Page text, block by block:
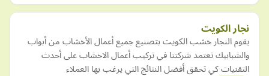
نجار الكويت
يقوم النجار خشب الكويت بتصنيع جميع أعمال الأخشاب من أبواب
والشبابيك تعتمد شركتنا في تركيب أعمال الاخشاب على أحدث
التقنيات كي تحقق أفضل النتائج التي يرغب بها العملاء